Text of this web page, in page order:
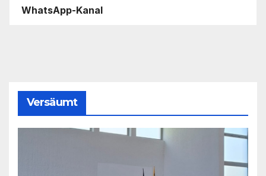
WhatsApp-Kanal
Versäumt